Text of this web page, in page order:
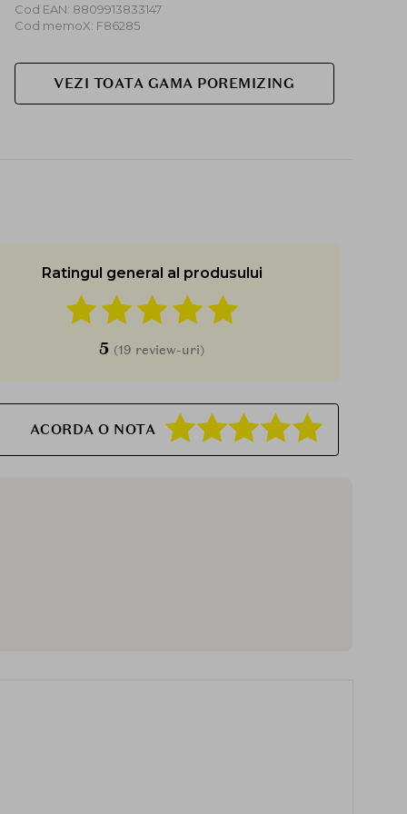
Cod EAN: 8809913833147
Cod memoX: F86285
VEZI TOATA GAMA POREMIZING
Ratingul general al produsului
5 (19 review-uri)
ACORDA O NOTA